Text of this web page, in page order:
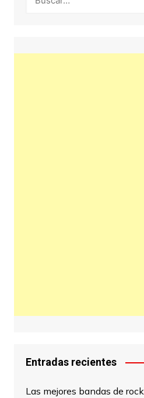
Entradas recientes
Las mejores bandas de